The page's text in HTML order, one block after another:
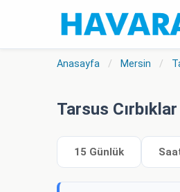
Anasayfa / Mersin /
Tarsus
15 Günlük